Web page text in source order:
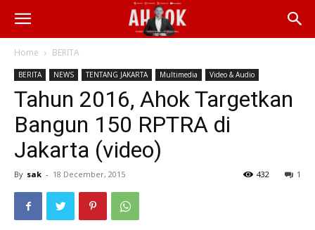
Home BERITA
BERITA NEWS TENTANG JAKARTA Multimedia Video & Audio
Tahun 2016, Ahok Targetkan
Bangun 150 RPTRA di
Jakarta (video)
By sak - 18 December, 2015 1
432